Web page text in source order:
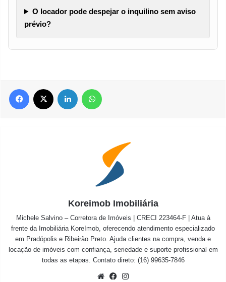
O locador pode despejar o inquilino sem aviso
prévio?
Facebook Linkedin
Koreimob Imobiliária
Michele Salvino – Corretora de Imóveis | CRECI 223464-F | Atua à
frente da Imobiliária KoreImob, oferecendo atendimento especializado
em Pradópolis e Ribeirão Preto. Ajuda clientes na compra, venda e
locação de imóveis com confiança, seriedade e suporte profissional em
todas as etapas. Contato direto: (16) 99635-7846
WebsiteFacebook